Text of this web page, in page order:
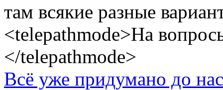
там всякие разные
<telepathmode>На
</telepathmode>
Всё уже придумано до